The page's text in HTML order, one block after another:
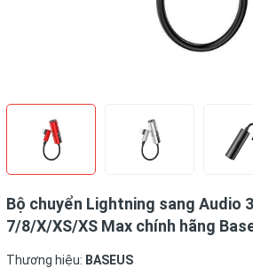
Bộ chuyển Lightning sang Audio
7/8/X/XS/XS Max chính hãng
Thương hiệu: BASEUS